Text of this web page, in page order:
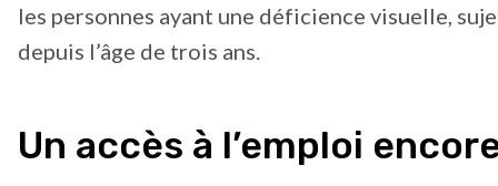
les personnes ayant une déficience visuelle,
depuis l’âge de trois ans.
Un accès à l’emploi